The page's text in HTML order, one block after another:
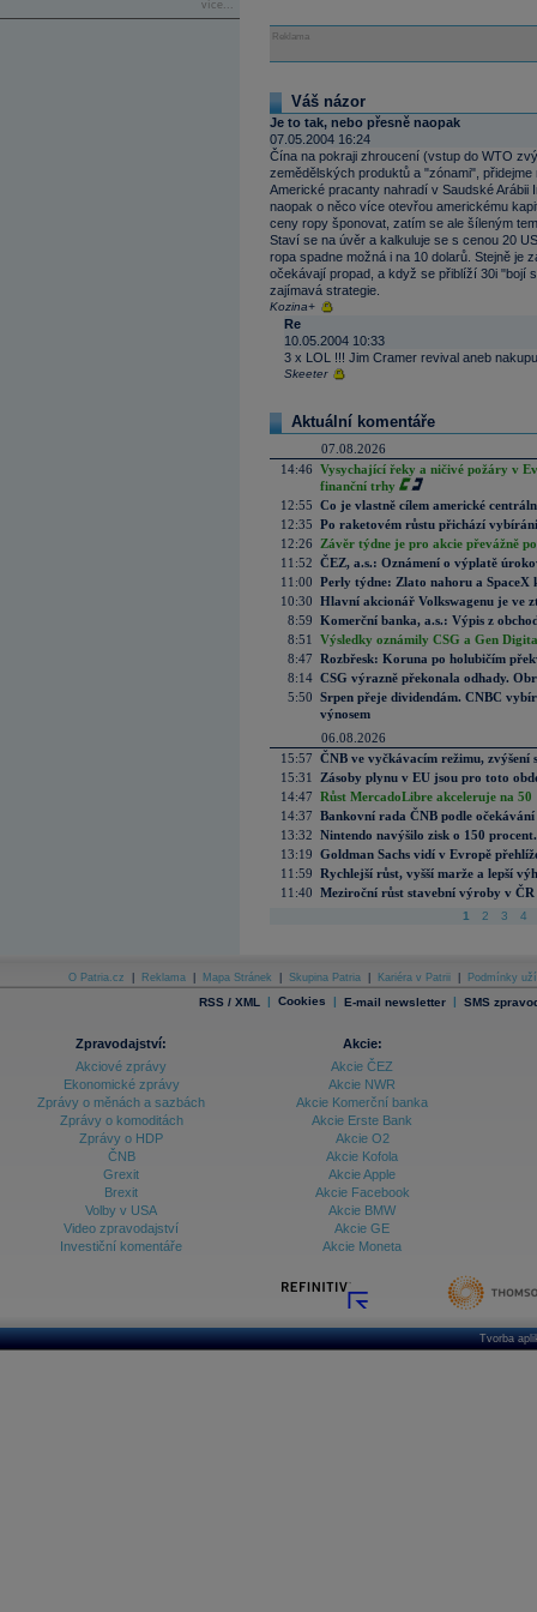
více...
Reklama
Váš názor
Je to tak, nebo přesně naopak
07.05.2004 16:24
Čína na pokraji zhroucení (vstup do WTO
zemědělských produktů a "zónami",
Americké pracanty nahradí v Saudské
naopak o něco více otevřou americkému
ceny ropy šponovat, zatím se ale šíleným
Staví se na úvěr a kalkuluje se s cenou 20
ropa spadne možná i na 10 dolarů. Stejně je
očekávají propad, a když se přiblíží 30i "bojí
zajímavá strategie.
Kozina+
Re
10.05.2004 10:33
3 x LOL !!! Jim Cramer revival aneb
Skeeter
Aktuální komentáře
07.08.2026
14:46 Vysychající řeky a ničivé požáry v
finanční trhy
12:55 Co je vlastně cílem americké
12:35 Po raketovém růstu přichází
12:26
Závěr týdne je pro akcie převážně
11:52 ČEZ, a.s.: Oznámení o výplatě
11:00 Perly týdne: Zlato nahoru a SpaceX
10:30 Hlavní akcionář Volkswagenu je ve
8:59 Komerční banka, a.s.: Výpis z
8:51
Výsledky oznámily CSG a Gen
8:47 Rozbřesk: Koruna po holubičím
8:14 CSG výrazně překonala odhady.
5:50 Srpen přeje dividendám. CNBC
výnosem
06.08.2026
15:57 ČNB ve vyčkávacím režimu, zvýšení
15:31
Zásoby plynu v EU jsou pro toto
14:47 Růst MercadoLibre akceleruje na
14:37 Bankovní rada ČNB podle
13:32 Nintendo navýšilo zisk o 150
13:19 Goldman Sachs vidí v Evropě
11:59 Rychlejší růst, vyšší marže a lepší
11:40 Meziroční růst stavební výroby v
1 2 3 4
O Patria.cz Reklama Mapa Stránek Skupina Patria Kariéra v Patrii Podmínky
RSS / XML | Cookies | E-mail newsletter | SMS
Zpravodajství:
Akciové zprávy
Ekonomické zprávy
Zprávy o měnách a sazbách
Zprávy o komoditách
Zprávy o HDP
ČNB
Grexit
Brexit
Volby v USA
Video zpravodajství
Investiční komentáře
Akcie:
Akcie ČEZ
Akcie NWR
Akcie Komerční banka
Akcie Erste Bank
Akcie O2
Akcie Kofola
Akcie Apple
Akcie Facebook
Akcie BMW
Akcie GE
Akcie Moneta
Tvorba